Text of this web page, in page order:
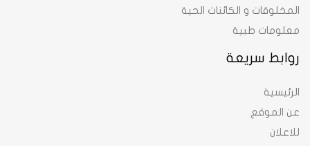
روابط سريعة
الرئيسية
عن الموقع
للاعلان
المخلوقات و الكائنات الحية
معلومات طبية